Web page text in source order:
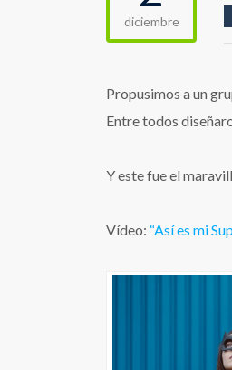
diciembre
Propusimos a un
Entre todos
Y este fue el
Vídeo: “Así es mi